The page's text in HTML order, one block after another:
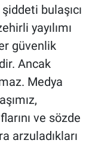
bulaşıcı
yayılımı
güvenlik
Ancak
Medya
ve sözde
arzuladıkları